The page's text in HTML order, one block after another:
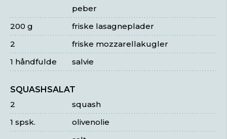
peber
friske lasagneplader
200 g
friske mozzarellakugler
2
salvie
1 håndfulde
SQUASHSALAT
squash
2
olivenolie
1 spsk.